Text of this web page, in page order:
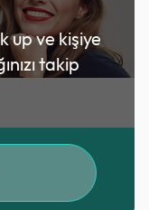
up ve kişiye
takip